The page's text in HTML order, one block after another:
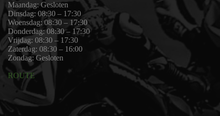
Maandag: Gesloten
Dinsdag: 08:30 – 17:30
Woensdag: 08:30 – 17:30
Donderdag: 08:30 – 17:30
Vrijdag: 08:30 – 17:30
Zaterdag: 08:30 – 16:00
Zondag: Gesloten
ROUTE